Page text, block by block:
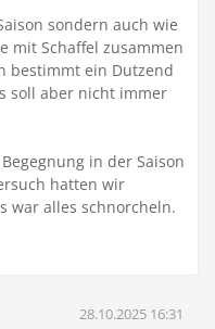
sondern auch wie
mit Schaffel zusammen
bestimmt ein Dutzend
soll aber nicht immer
in der Saison
hatten wir
war alles schnorcheln.
28.10.2025 16:31